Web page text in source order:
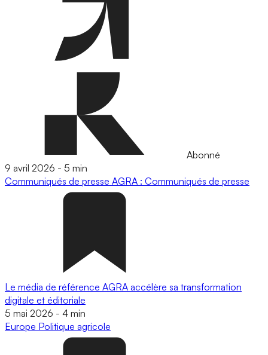
Abonné
9 avril 2026 - 5 min
Communiqués de presse AGRA : Communiqués de presse
Le média de référence AGRA accélère sa transformation
digitale et éditoriale
5 mai 2026 - 4 min
Europe Politique agricole